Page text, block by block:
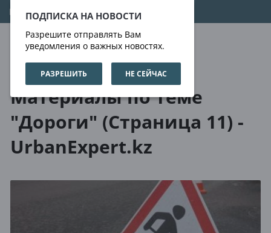
ПОДПИСКА НА НОВОСТИ
Разрешите отправлять Вам
уведомления о важных новостях.
РАЗРЕШИТЬ НЕ СЕЙЧАС
08.08.2026 21:02:32
О нас Метки
Материалы по теме
"Дороги" (Страница 11) -
UrbanExpert.kz